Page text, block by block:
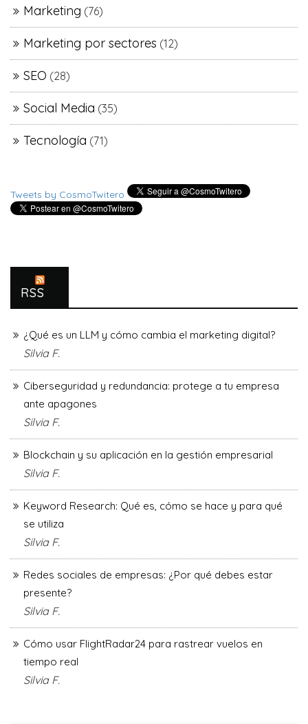
Marketing (76)
Marketing por sectores (12)
SEO (28)
Social Media (35)
Tecnología (71)
Tweets by CosmoTwitero
RSS
¿Qué es un LLM y cómo cambia el marketing digital?
Silvia F.
Ciberseguridad y redundancia: protege a tu empresa
ante apagones
Silvia F.
Blockchain y su aplicación en la gestión empresarial
Silvia F.
Keyword Research: Qué es, cómo se hace y para qué
se utiliza
Silvia F.
Redes sociales de empresas: ¿Por qué debes estar
presente?
Silvia F.
Cómo usar FlightRadar24 para rastrear vuelos en
tiempo real
Silvia F.